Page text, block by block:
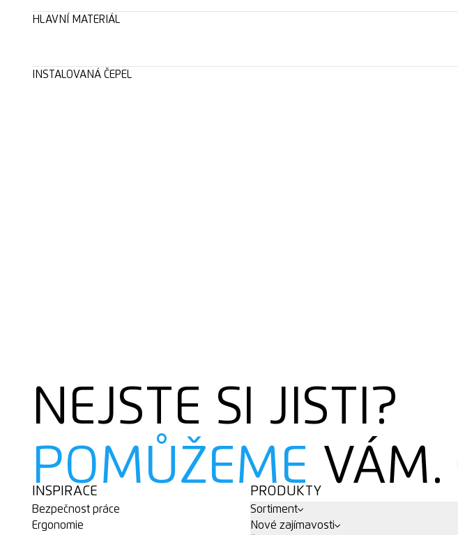
HLAVNÍ MATERIÁL
INSTALOVANÁ ČEPEL
NEJSTE SI JISTI?
POMŮŽEME VÁM.
INSPIRACE
Bezpečnost práce
Ergonomie
PRODUKTY
Sortiment
Nové zajímavosti